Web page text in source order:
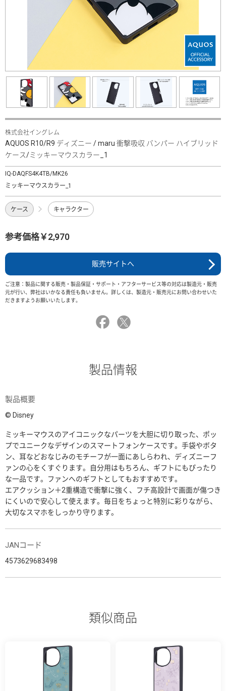
株式会社イングレム
AQUOS R10/R9 ディズニー / maru 衝撃吸収 バンパー ハイブリッド
ケース/ミッキーマウスカラー_1
IQ-DAQFS4K4TB/MK26
ミッキーマウスカラー_1
ケース キャラクター
参考価格￥2,970
販売サイトへ
ご注意：製品に関する販売・製品保証・サポート・アフターサービス等の対応は製造元・販売
元が行い、弊社はいかなる責任も負いません。詳しくは、製造元・販売元にお問い合わせいた
だきますようお願いいたします。
製品情報
製品概要
© Disney
ミッキーマウスのアイコニックなパーツを大胆に切り取った、ポッ
プでユニークなデザインのスマートフォンケースです。手袋やボタ
ン、耳などおなじみのモチーフが一面にあしらわれ、ディズニーフ
ァンの心をくすぐります。自分用はもちろん、ギフトにもぴったり
な一品です。ファンへのギフトとしてもおすすめです。
エアクッション＋2重構造で衝撃に強く、フチ高設計で画面が傷つき
にくいので安心して使えます。毎日をちょっと特別に彩りながら、
大切なスマホをしっかり守ります。
JANコード
4573629683498
類似商品